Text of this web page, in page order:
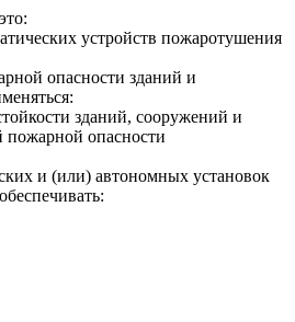
устройств пожаротушения
опасности зданий и
зданий, сооружений и
пожарной опасности
и (или) автономных установок